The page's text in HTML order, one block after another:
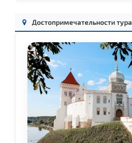
Достопримечательности тура